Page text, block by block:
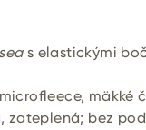
s elastickými
mäkké
zateplená; bez